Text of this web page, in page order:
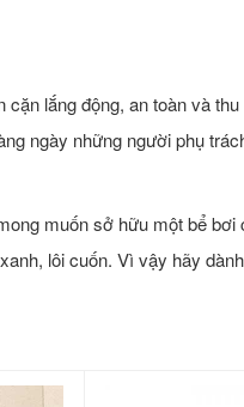
lắng động, an toàn và
ngày những người phụ
muốn sở hữu một bể bơi
lôi cuốn. Vì vậy hãy